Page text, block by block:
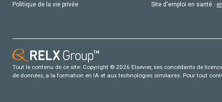
Politique de la vie privée
Site d'emploi en santé :
Tout le contenu de ce site: Copyright © 2026 Elsevier, ses concédants de
de données, a la formation en IA et aux technologies similaires. Pour tout